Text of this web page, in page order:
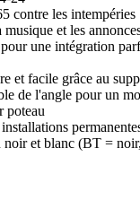
contre les intempéries
et les
une intégration
et facile grâce au
de l'angle pour un
poteau
noir et blanc (BT =